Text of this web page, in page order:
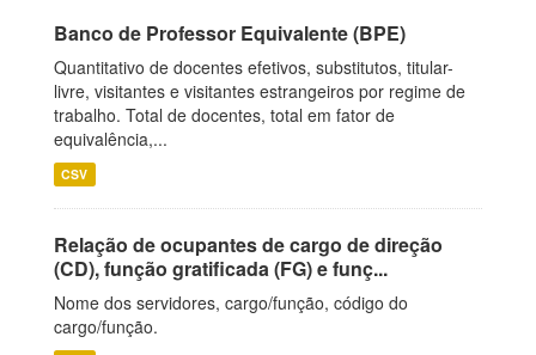
Banco de Professor Equivalente (BPE)
Quantitativo de docentes efetivos, substitutos, titular-
livre, visitantes e visitantes estrangeiros por regime de
trabalho. Total de docentes, total em fator de
equivalência,...
CSV
Relação de ocupantes de cargo de direção
(CD), função gratificada (FG) e funç...
Nome dos servidores, cargo/função, código do
cargo/função.